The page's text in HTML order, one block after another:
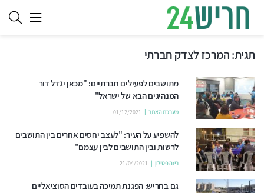
תגית:המרכז לצדק חברתי
מתושבים לפעילים חברתיים: "מכאן יגדל דור
המנהיגים הבא של ישראל"
מערכת האתר 01/12/2021
להשפיע על העיר: "לעצב יחסים אחרים בין התושבים
לרשות ובין התושבים לבין עצמם"
רינה פטילון 21/04/2021
גם בחריש: הפגנת תמיכה בעובדים הסוציאליים